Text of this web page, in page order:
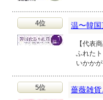
4位 温〜韓
【代表
ふれた
いかか
5位 薔薇雑貨